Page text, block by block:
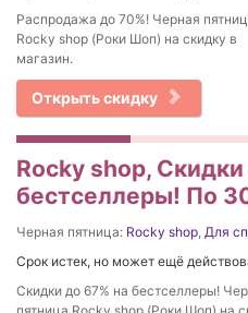
Распродажа до 70%! Черная
Rocky shop (Роки Шоп) на скидку в
магазин.
Открыть скидку
Rocky shop, Скидки
бестселлеры! По
Черная пятница: Rocky shop, Для
Срок истек, но может ещё
Скидки до 67% на бестселлеры!